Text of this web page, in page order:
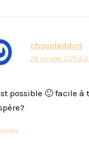
chocoladdict
26 janvier 2011 à
possible 🙂 facile à